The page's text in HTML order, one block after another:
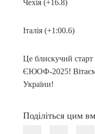
Чехія (+16.8)
Італія (+1:00.6)
Це блискучий
ЄЮОФ-2025!
України!
Поділіться цим